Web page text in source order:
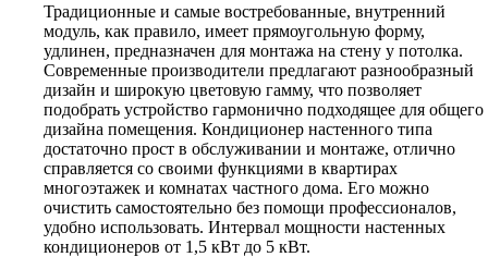
Традиционные и самые востребованные, внутренний
модуль, как правило, имеет прямоугольную форму,
удлинен, предназначен для монтажа на стену у потолка.
Современные производители предлагают разнообразный
дизайн и широкую цветовую гамму, что позволяет
подобрать устройство гармонично подходящее для общего
дизайна помещения. Кондиционер настенного типа
достаточно прост в обслуживании и монтаже, отлично
справляется со своими функциями в квартирах
многоэтажек и комнатах частного дома. Его можно
очистить самостоятельно без помощи профессионалов,
удобно использовать. Интервал мощности настенных
кондиционеров от 1,5 кВт до 5 кВт.